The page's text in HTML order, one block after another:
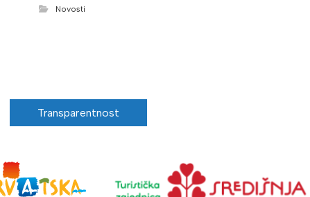
Novosti
Transparentnost